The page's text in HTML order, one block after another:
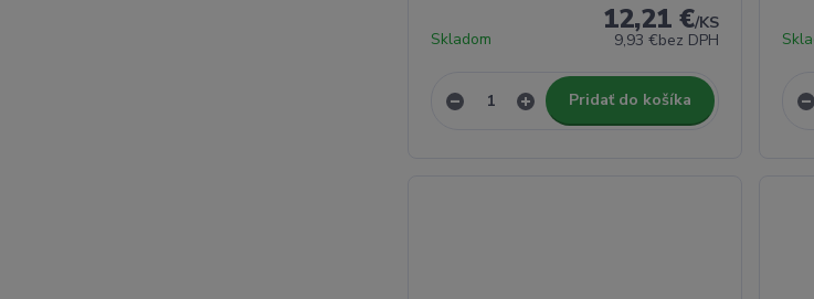
12,21 €/KS
9,93 €bez DPH
Skladom
Pridať do košíka